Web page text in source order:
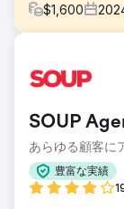
$1,600
私たちの目標は
ゼンスを構築し
索数が 6,800 の
たが、月間検索
ブランド キー
た。
SOUP
あらゆる顧客に
豊富な実績